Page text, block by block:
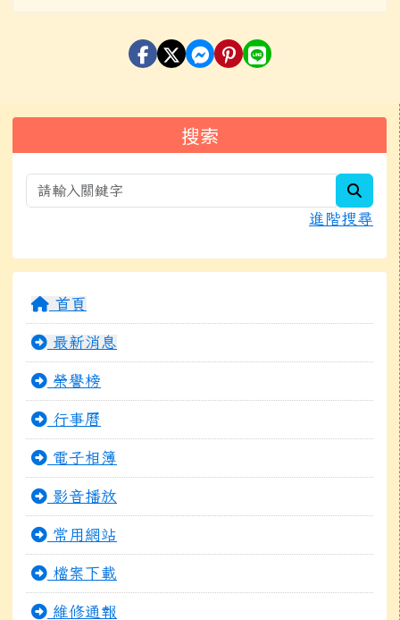
搜索
進階搜尋
首頁
最新消息
榮譽榜
行事曆
電子相簿
影音播放
常用網站
檔案下載
維修通報